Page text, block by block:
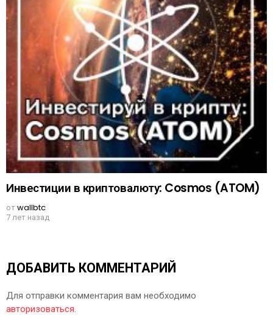
Инвестиции в криптовалюту: Cosmos (ATOM)
отwallbtc
7 лет назад
ДОБАВИТЬ КОММЕНТАРИЙ
Для отправки комментария вам необходимо
авторизоваться.